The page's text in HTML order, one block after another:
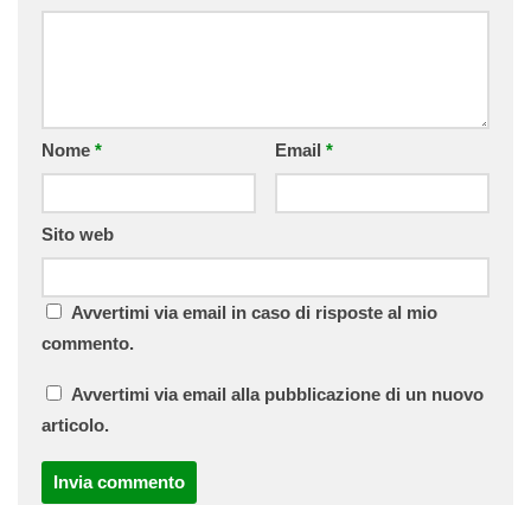
Nome * Email *
Sito web
Avvertimi via email in caso di risposte al mio
commento.
Avvertimi via email alla pubblicazione di un nuovo
articolo.